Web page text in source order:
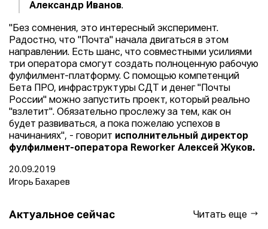
Александр Иванов.
"Без сомнения, это интересный эксперимент.
Радостно, что "Почта" начала двигаться в этом
направлении. Есть шанс, что совместными усилиями
три оператора смогут создать полноценную рабочую
фулфилмент-платформу. С помощью компетенций
Бета ПРО, инфраструктуры СДТ и денег "Почты
России" можно запустить проект, который реально
"взлетит". Обязательно прослежу за тем, как он
будет развиваться, а пока пожелаю успехов в
начинаниях", - говорит исполнительный директор
фулфилмент-оператора Reworker Алексей Жуков.
20.09.2019
Игорь Бахарев
Актуальное сейчас Читать еще